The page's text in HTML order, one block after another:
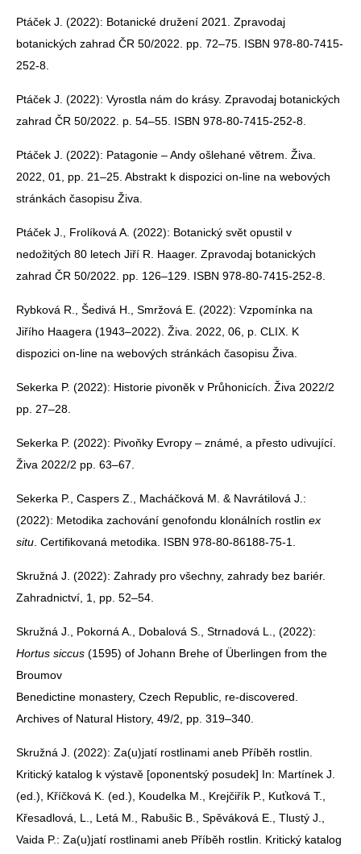
Ptáček J. (2022): Botanické družení 2021. Zpravodaj
botanických zahrad ČR 50/2022. pp. 72–75. ISBN 978-80-7415-
252-8.
Ptáček J. (2022): Vyrostla nám do krásy. Zpravodaj botanických
zahrad ČR 50/2022. p. 54–55. ISBN 978-80-7415-252-8.
Ptáček J. (2022): Patagonie – Andy ošlehané větrem. Živa.
2022, 01, pp. 21–25. Abstrakt k dispozici on-line na webových
stránkách časopisu Živa.
Ptáček J., Frolíková A. (2022): Botanický svět opustil v
nedožitých 80 letech Jiří R. Haager. Zpravodaj botanických
zahrad ČR 50/2022. pp. 126–129. ISBN 978-80-7415-252-8.
Rybková R., Šedivá H., Smržová E. (2022): Vzpomínka na
Jiřího Haagera (1943–2022). Živa. 2022, 06, p. CLIX. K
dispozici on-line na webových stránkách časopisu Živa.
Sekerka P. (2022): Historie pivoněk v Průhonicích. Živa 2022/2
pp. 27–28.
Sekerka P. (2022): Pivoňky Evropy – známé, a přesto udivující.
Živa 2022/2 pp. 63–67.
Sekerka P., Caspers Z., Macháčková M. & Navrátilová J.:
(2022): Metodika zachování genofondu klonálních rostlin ex
situ . Certifikovaná metodika. ISBN 978-80-86188-75-1.
Skružná J. (2022): Zahrady pro všechny, zahrady bez bariér.
Zahradnictví, 1, pp. 52–54.
Skružná J., Pokorná A., Dobalová S., Strnadová L., (2022):
Hortus siccus (1595) of Johann Brehe of Überlingen from the
Broumov
Benedictine monastery, Czech Republic, re-discovered.
Archives of Natural History, 49/2, pp. 319–340.
Skružná J. (2022): Za(u)jatí rostlinami aneb Příběh rostlin.
Kritický katalog k výstavě [oponentský posudek] In: Martínek J.
(ed.), Kříčková K. (ed.), Koudelka M., Krejčiřík P., Kuťková T.,
Křesadlová, L., Letá M., Rabušic B., Spěváková E., Tlustý J.,
Vaida P.: Za(u)jatí rostlinami aneb Příběh rostlin. Kritický katalog